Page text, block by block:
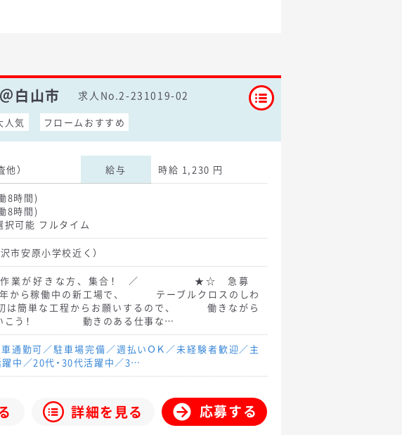
白山市 求人No.2-231019-02
人気 フロームおすすめ
） 給与 時給 1,230 円
8時間)
8時間)
可能 フルタイム
市安原小学校近く）
作業が好きな方、集合！ ／ ★☆ 急募
働中の新工場で、 テーブルクロスのしわ
簡単な工程からお願いするので、 働きながら
いこう！ 動きのある仕事な…
車通勤可／駐車場完備／週払いＯＫ／未経験者歓迎／主
躍中／20代・30代活躍中／3…
詳細を見る 応募する